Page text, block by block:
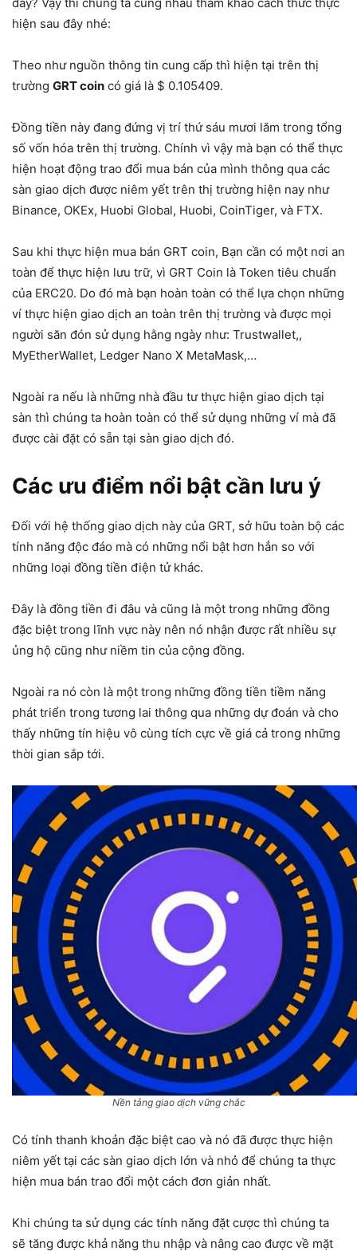
hiện sau đây nhé:
Theo như nguồn thông tin cung cấp thì hiện tại trên thị
trường GRT coin có giá là $ 0.105409.
Đồng tiền này đang đứng vị trí thứ sáu mươi lăm trong tổng
số vốn hóa trên thị trường. Chính vì vậy mà bạn có thể thực
hiện hoạt động trao đổi mua bán của mình thông qua các
sàn giao dịch được niêm yết trên thị trường hiện nay như
Binance, OKEx, Huobi Global, Huobi, CoinTiger, và FTX.
Sau khi thực hiện mua bán GRT coin, Bạn cần có một nơi an
toàn để thực hiện lưu trữ, vì GRT Coin là Token tiêu chuẩn
của ERC20. Do đó mà bạn hoàn toàn có thể lựa chọn những
ví thực hiện giao dịch an toàn trên thị trường và được mọi
người săn đón sử dụng hằng ngày như: Trustwallet,,
MyEtherWallet, Ledger Nano X MetaMask,…
Ngoài ra nếu là những nhà đầu tư thực hiện giao dịch tại
sàn thì chúng ta hoàn toàn có thể sử dụng những ví mà đã
được cài đặt có sẵn tại sàn giao dịch đó.
Các ưu điểm nổi bật cần lưu ý
Đối với hệ thống giao dịch này của GRT, sở hữu toàn bộ các
tính năng độc đáo mà có những nổi bật hơn hẳn so với
những loại đồng tiền điện tử khác.
Đây là đồng tiền đi đâu và cũng là một trong những đồng
đặc biệt trong lĩnh vực này nên nó nhận được rất nhiều sự
ủng hộ cũng như niềm tin của cộng đồng.
Ngoài ra nó còn là một trong những đồng tiền tiềm năng
phát triển trong tương lai thông qua những dự đoán và cho
thấy những tín hiệu vô cùng tích cực về giá cả trong những
thời gian sắp tới.
Nền tảng giao dịch vững chắc
Có tính thanh khoản đặc biệt cao và nó đã được thực hiện
niêm yết tại các sàn giao dịch lớn và nhỏ để chúng ta thực
hiện mua bán trao đổi một cách đơn giản nhất.
Khi chúng ta sử dụng các tính năng đặt cược thì chúng ta
sẽ tăng được khả năng thu nhập và nâng cao được về mặt